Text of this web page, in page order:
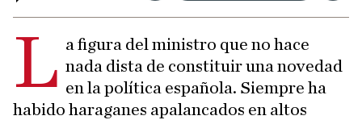
L a figura del ministro que no hace
nada dista de constituir una novedad
en la política española. Siempre ha
habido haraganes apalancados en altos